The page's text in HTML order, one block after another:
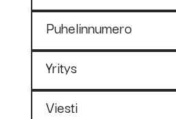
Puhelinnumero
Yritys
Viesti